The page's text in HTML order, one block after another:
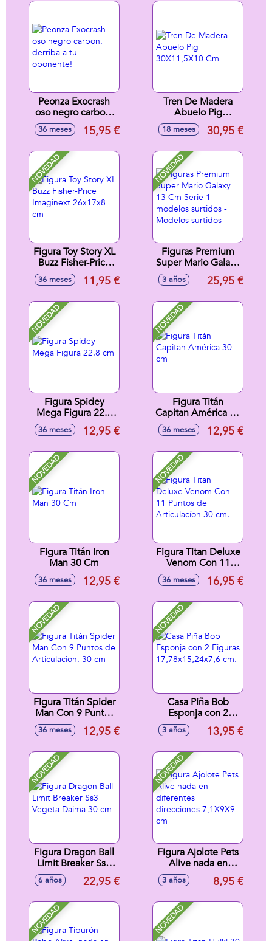
Peonza Exocrash
oso negro carbon.
derriba a tu
oponente!
36 meses 15,95 €
Tren De Madera
Abuelo Pig
30X11,5X10 Cm
18 meses 30,95 €
NOVEDAD
Figura Toy Story XL
Buzz Fisher-Price
Imaginext 26x17x8
cm
36 meses 11,95 €
NOVEDAD
Figuras Premium
Super Mario Galaxy
13 Cm Serie 1
modelos surtidos -
3 años 25,95 €
NOVEDAD
Figura Spidey
Mega Figura 22.8
cm
36 meses 12,95 €
NOVEDAD
Figura Titán
Capitan América 30
cm
36 meses 12,95 €
NOVEDAD
Figura Titán Iron
Man 30 Cm
36 meses 12,95 €
NOVEDAD
Figura Titan Deluxe
Venom Con 11
Puntos de
Articulacíon 30 cm.
36 meses 16,95 €
NOVEDAD
Figura Titán Spider
Man Con 9 Puntos
de Articulacion. 30
cm
36 meses 12,95 €
NOVEDAD
Casa Piña Bob
Esponja con 2
Figuras
17,78x15,24x7,6
3 años 13,95 €
NOVEDAD
Figura Dragon Ball
Limit Breaker Ss3
Vegeta Daima 30
6 años 22,95 €
NOVEDAD
Figura Ajolote Pets
Alive nada en
diferentes
direcciones
3 años 8,95 €
NOVEDAD NOVEDAD